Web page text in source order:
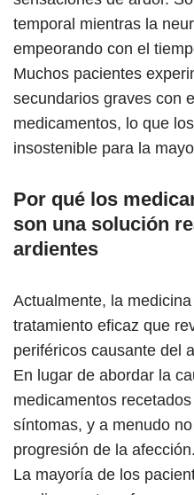
temporal mientras la
empeorando con el
Muchos pacientes
secundarios graves con
medicamentos, lo que
insostenible para la
Por qué los
son una solución
ardientes
Actualmente, la
tratamiento eficaz que
periféricos causante del
En lugar de abordar la
medicamentos
síntomas, y a menudo
progresión de la afección.
La mayoría de los